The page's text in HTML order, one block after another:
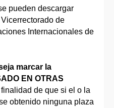
pueden descargar
de
Internacionales de
marcar la
EN OTRAS
de que si el o la
obtenido ninguna plaza